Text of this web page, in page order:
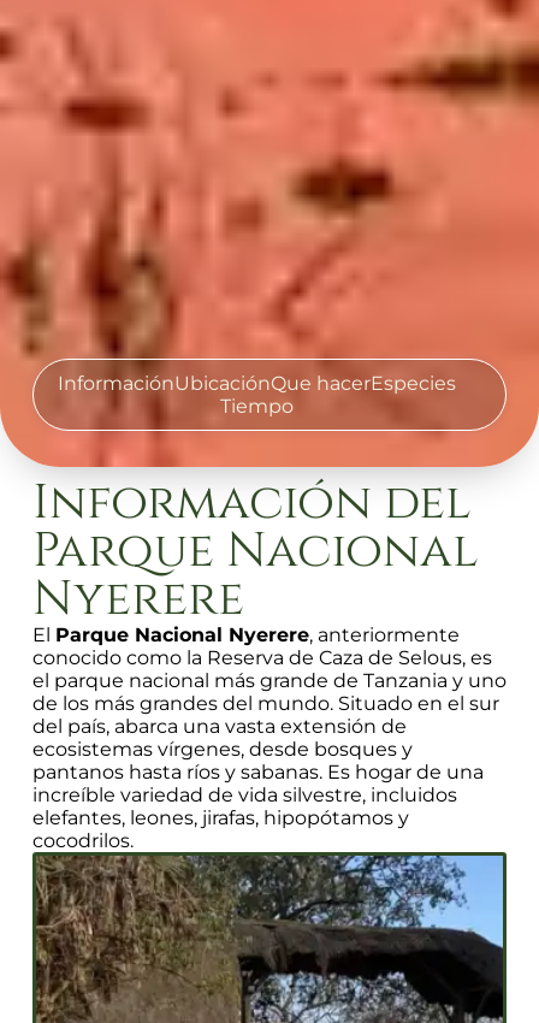
InformaciónUbicaciónQue hacerEspecies
Tiempo
Información del
Parque Nacional
Nyerere
El Parque Nacional Nyerere, anteriormente
conocido como la Reserva de Caza de Selous, es
el parque nacional más grande de Tanzania y uno
de los más grandes del mundo. Situado en el sur
del país, abarca una vasta extensión de
ecosistemas vírgenes, desde bosques y
pantanos hasta ríos y sabanas. Es hogar de una
increíble variedad de vida silvestre, incluidos
elefantes, leones, jirafas, hipopótamos y
cocodrilos.